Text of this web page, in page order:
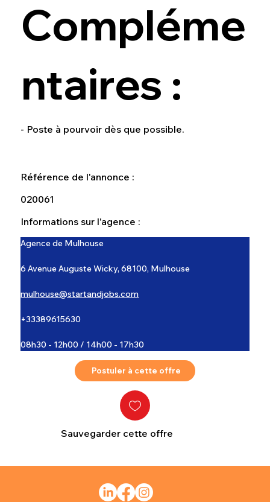
Compléme
ntaires :
- Poste à pourvoir dès que possible.
Référence de l'annonce :
020061
Informations sur l'agence :
Agence de Mulhouse
6 Avenue Auguste Wicky, 68100, Mulhouse
mulhouse@startandjobs.com
+33389615630
08h30 - 12h00 / 14h00 - 17h30
Postuler à cette offre
Sauvegarder cette offre